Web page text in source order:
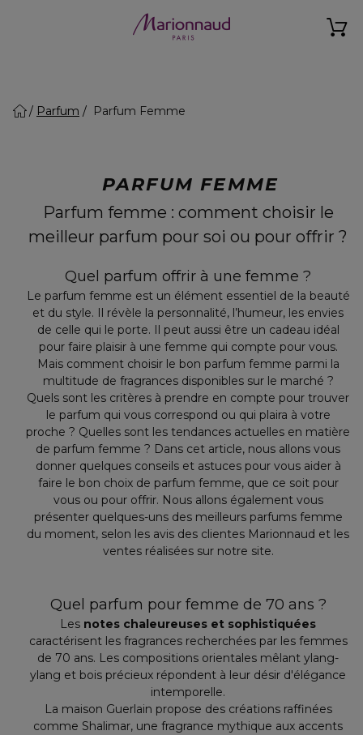
Parfum Parfum Femme
PARFUM FEMME
Parfum femme : comment choisir le
meilleur parfum pour soi ou pour offrir ?
Quel parfum offrir à une femme ?
Le parfum femme est un élément essentiel de la beauté
et du style. Il révèle la personnalité, l’humeur, les envies
de celle qui le porte. Il peut aussi être un cadeau idéal
pour faire plaisir à une femme qui compte pour vous.
Mais comment choisir le bon parfum femme parmi la
multitude de fragrances disponibles sur le marché ?
Quels sont les critères à prendre en compte pour trouver
le parfum qui vous correspond ou qui plaira à votre
proche ? Quelles sont les tendances actuelles en matière
de parfum femme ? Dans cet article, nous allons vous
donner quelques conseils et astuces pour vous aider à
faire le bon choix de parfum femme, que ce soit pour
vous ou pour offrir. Nous allons également vous
présenter quelques-uns des meilleurs parfums femme
du moment, selon les avis des clientes Marionnaud et les
ventes réalisées sur notre site.
Quel parfum pour femme de 70 ans ?
Les notes chaleureuses et sophistiquées
caractérisent les fragrances recherchées par les femmes
de 70 ans. Les compositions orientales mêlant ylang-
ylang et bois précieux répondent à leur désir d'élégance
intemporelle.
La maison Guerlain propose des créations raffinées
comme Shalimar, une fragrance mythique aux accents